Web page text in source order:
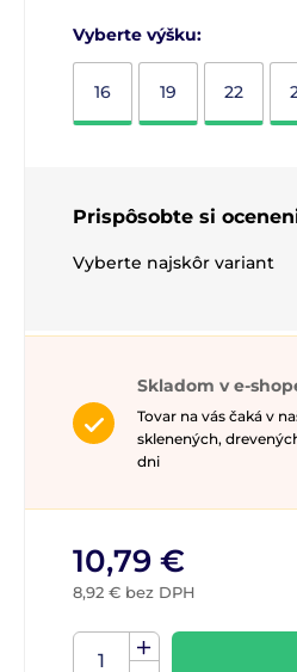
Vyberte výšku:
16 19 22
Prispôsobte si
Vyberte najskôr variant
Skladom v e-
Tovar na vás čaká v
sklenených,
dni
10,79 €
8,92 € bez DPH